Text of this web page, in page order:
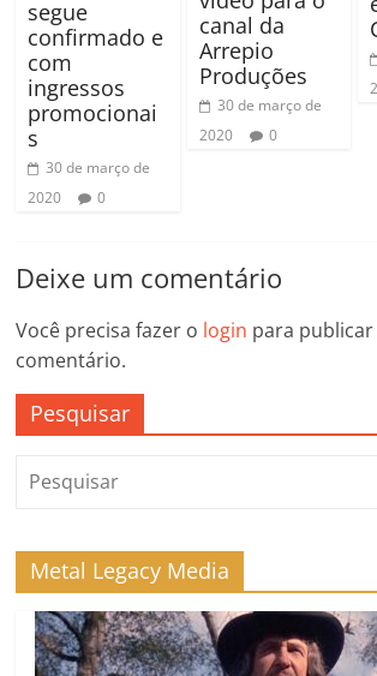
segue
confirmado e
com
ingressos
promocionai
s
30 de março de
2020
0
canal da
Arrepio
Produções
30 de março de
2020
0
Deixe um comentário
Você precisa fazer o login para
comentário.
Pesquisar
Metal Legacy Media